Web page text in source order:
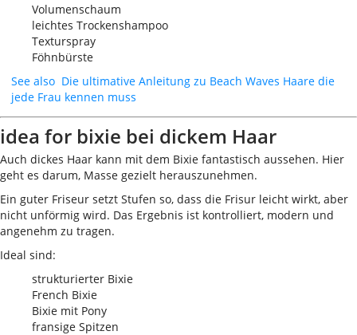
Volumenschaum
leichtes Trockenshampoo
Texturspray
Föhnbürste
See also Die ultimative Anleitung zu Beach Waves Haare die
jede Frau kennen muss
idea for bixie bei dickem Haar
Auch dickes Haar kann mit dem Bixie fantastisch aussehen. Hier
geht es darum, Masse gezielt herauszunehmen.
Ein guter Friseur setzt Stufen so, dass die Frisur leicht wirkt, aber
nicht unförmig wird. Das Ergebnis ist kontrolliert, modern und
angenehm zu tragen.
Ideal sind:
strukturierter Bixie
French Bixie
Bixie mit Pony
fransige Spitzen